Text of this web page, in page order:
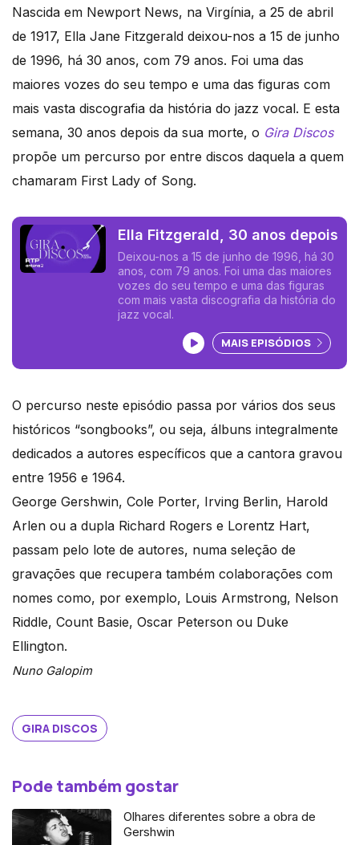
Nascida em Newport News, na Virgínia, a 25 de abril
de 1917, Ella Jane Fitzgerald deixou-nos a 15 de junho
de 1996, há 30 anos, com 79 anos. Foi uma das
maiores vozes do seu tempo e uma das figuras com
mais vasta discografia da história do jazz vocal. E esta
semana, 30 anos depois da sua morte, o Gira Discos
propõe um percurso por entre discos daquela a quem
chamaram First Lady of Song.
Ella Fitzgerald, 30 anos depois
Deixou-nos a 15 de junho de 1996, há 30
anos, com 79 anos. Foi uma das maiores
vozes do seu tempo e uma das figuras
com mais vasta discografia da história do
jazz vocal.
Ouvir podcast
MAIS EPISÓDIOS
O percurso neste episódio passa por vários dos seus
históricos “songbooks”, ou seja, álbuns integralmente
dedicados a autores específicos que a cantora gravou
entre 1956 e 1964.
George Gershwin, Cole Porter, Irving Berlin, Harold
Arlen ou a dupla Richard Rogers e Lorentz Hart,
passam pelo lote de autores, numa seleção de
gravações que recupera também colaborações com
nomes como, por exemplo, Louis Armstrong, Nelson
Riddle, Count Basie, Oscar Peterson ou Duke
Ellington.
Nuno Galopim
GIRA DISCOS
Pode também gostar
Olhares diferentes sobre a obra de
Gershwin